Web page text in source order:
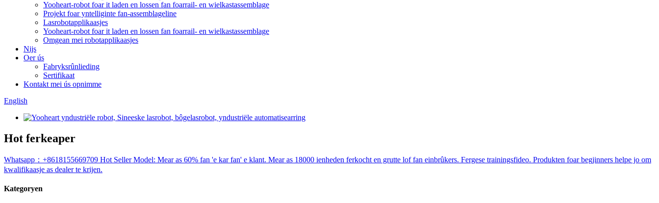
Yooheart-robot foar it laden en lossen fan foarrail- en wielkastassemblage
Projekt foar yntelliginte fan-assemblageline
Lasrobotapplikaasjes
Yooheart-robot foar it laden en lossen fan foarrail- en wielkastassemblage
Omgean mei robotapplikaasjes
Nijs
Oer ús
Fabryksrûnlieding
Sertifikaat
Kontakt mei ús opnimme
English
Hot ferkeaper
Whatsapp：+8618155669709 Hot Seller Model: Mear as 60% fan 'e kar fan' e klant. Mear as 18000 ienheden ferkocht en grutte lof fan einbrûkers. Fergese trainingsfideo. Produkten foar begjinners helpe jo om
kwalifikaasje as dealer te krijen.
Kategoryen